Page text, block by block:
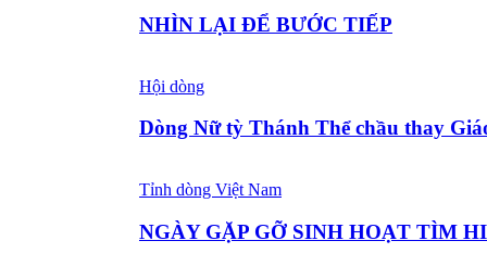
NHÌN LẠI ĐỂ BƯỚC TIẾP
Hội dòng
Dòng Nữ tỳ Thánh Thể chầu thay
Tỉnh dòng Việt Nam
NGÀY GẶP GỠ SINH HOẠT TÌM